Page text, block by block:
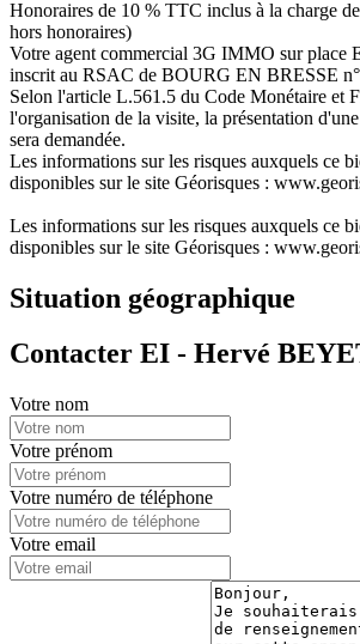
Honoraires de 10 % TTC inclus à la charge
hors honoraires)
Votre agent commercial 3G IMMO sur place
inscrit au RSAC de BOURG EN BRESSE n°
Selon l'article L.561.5 du Code Monétaire et
l'organisation de la visite, la présentation
sera demandée.
Les informations sur les risques auxquels ce
disponibles sur le site Géorisques :
Les informations sur les risques auxquels ce
disponibles sur le site Géorisques :
Situation géographique
Contacter EI - Hervé
Votre nom
Votre prénom
Votre numéro de téléphone
Votre email